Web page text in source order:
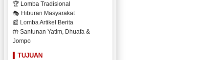
🏆 Lomba Tradisional
🎭 Hiburan Masyarakat
📰 Lomba Artikel Berita
🤲 Santunan Yatim, Dhuafa &
Jompo
TUJUAN